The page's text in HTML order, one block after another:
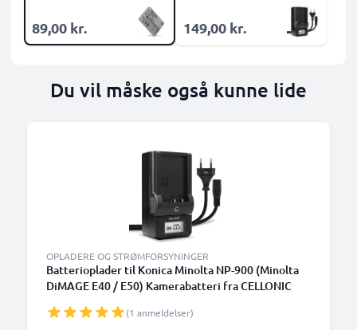
89,00 kr. 149,00 kr.
Du vil måske også kunne lide
OPLADERE OG STRØMFORSYNINGER
Batterioplader til Konica Minolta NP-900 (Minolta
DiMAGE E40 / E50) Kamerabatteri fra CELLONIC
(1 anmeldelser)